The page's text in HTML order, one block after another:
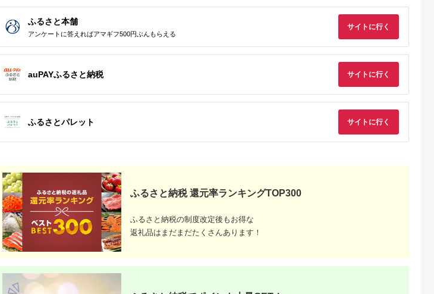
牛入本格生ハン
セット 150g×6
前沢牛入り ハンバー
グ シュウマイ セット
グ 焼売 前沢牛 ブラン
装 おかず グルメ 一人
品】紋別産 山と海の
160ｇ×4袋
最高級佐賀牛合挽【空
翔ぶハンバーグ】10
個（ソース付）：
B335-007
【ふるさと納税】東
牛牛丼・東通牛入り
込みハンバーグセッ
ふるさと本舗
アンケートに答えればアマギフ500円ぶんもらえる
サイトに行く
auPAYふるさと納税 サイトに行く
ふるさとパレット サイトに行く
ふるさと納税 還元率ランキングTOP300
ふるさと納税の制度改定後もお得な
返礼品はまだまだたくさんあります！